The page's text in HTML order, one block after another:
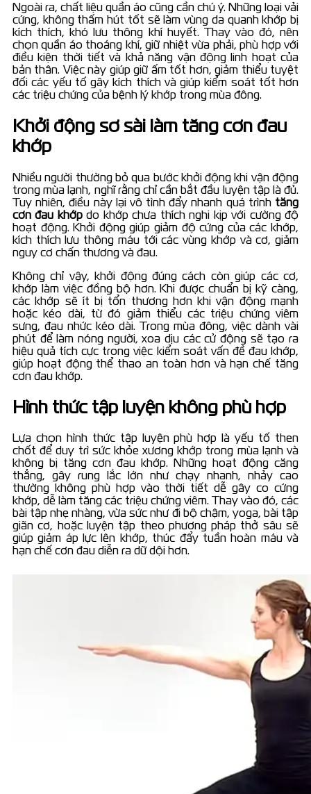
Ngoài ra, chất liệu quần áo cũng cần chú ý. Những loại vải
cứng, không thấm hút tốt sẽ làm vùng da quanh khớp bị
kích thích, khó lưu thông khí huyết. Thay vào đó, nên
chọn quần áo thoáng khí, giữ nhiệt vừa phải, phù hợp với
điều kiện thời tiết và khả năng vận động linh hoạt của
bản thân. Việc này giúp giữ ấm tốt hơn, giảm thiểu tuyệt
đối các yếu tố gây kích thích và giúp kiểm soát tốt hơn
các triệu chứng của bệnh lý khớp trong mùa đông.
Khởi động sơ sài làm tăng cơn đau
khớp
Nhiều người thường bỏ qua bước khởi động khi vận động
trong mùa lạnh, nghĩ rằng chỉ cần bắt đầu luyện tập là đủ.
Tuy nhiên, điều này lại vô tình đẩy nhanh quá trình tăng
cơn đau khớpdo khớp chưa thích nghi kịp với cường độ
hoạt động. Khởi động giúp giảm độ cứng của các khớp,
kích thích lưu thông máu tới các vùng khớp và cơ, giảm
nguy cơ chấn thương và đau.
Không chỉ vậy, khởi động đúng cách còn giúp các cơ,
khớp làm việc đồng bộ hơn. Khi được chuẩn bị kỹ càng,
các khớp sẽ ít bị tổn thương hơn khi vận động mạnh
hoặc kéo dài, từ đó giảm thiểu các triệu chứng viêm
sưng, đau nhức kéo dài. Trong mùa đông, việc dành vài
phút để làm nóng người, xoa dịu các cử động sẽ tạo ra
hiệu quả tích cực trong việc kiểm soát vấn đề đau khớp,
giúp hoạt động thể thao an toàn hơn và hạn chế tăng
cơn đau khớp.
Hình thức tập luyện không phù hợp
Lựa chọn hình thức tập luyện phù hợp là yếu tố then
chốt để duy trì sức khỏe xương khớp trong mùa lạnh và
không bị tăng cơn đau khớp. Những hoạt động căng
thẳng, gây rung lắc lớn như chạy nhanh, nhảy cao
thường không phù hợp vào thời tiết dễ gây co cứng
khớp, dễ làm tăng các triệu chứng viêm. Thay vào đó, các
bài tập nhẹ nhàng, vừa sức như đi bộ chậm, yoga, bài tập
giãn cơ, hoặc luyện tập theo phương pháp thở sâu sẽ
giúp giảm áp lực lên khớp, thúc đẩy tuần hoàn máu và
hạn chế cơn đau diễn ra dữ dội hơn.